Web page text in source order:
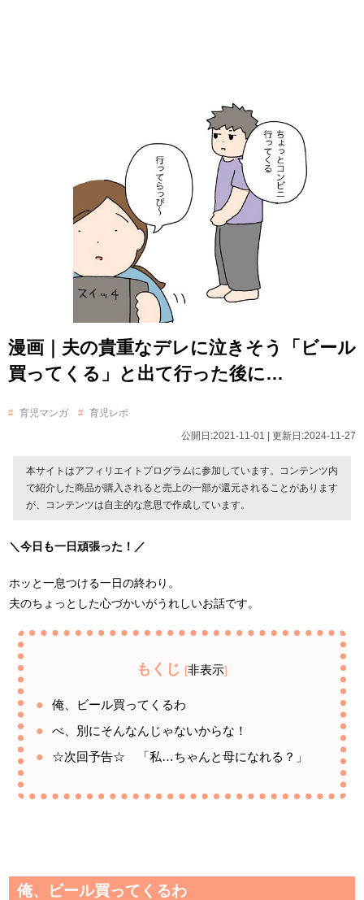
漫画｜夫の貴重なデレに泣きそう「ビール
買ってくる」と出て行った後に…
育児マンガ
育児レポ
公開日:2021-11-01 | 更新日:2024-11-27
本サイトはアフィリエイトプログラムに参加しています。コンテンツ内
で紹介した商品が購入されると売上の一部が還元されることがあります
が、コンテンツは自主的な意思で作成しています。
＼今日も一日頑張った！／
ホッと一息つける一日の終わり。
夫のちょっとした心づかいがうれしいお話です。
もくじ [非表示]
俺、ビール買ってくるわ
べ、別にそんなんじゃないからな！
☆次回予告☆ 「私…ちゃんと母になれる？」
俺、ビール買ってくるわ